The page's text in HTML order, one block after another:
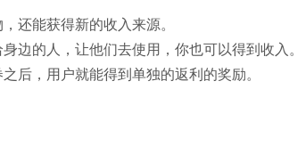
还能获得新的收入来源。
边的人，让他们去使用，你也可以得到收入。
后，用户就能得到单独的返利的奖励。